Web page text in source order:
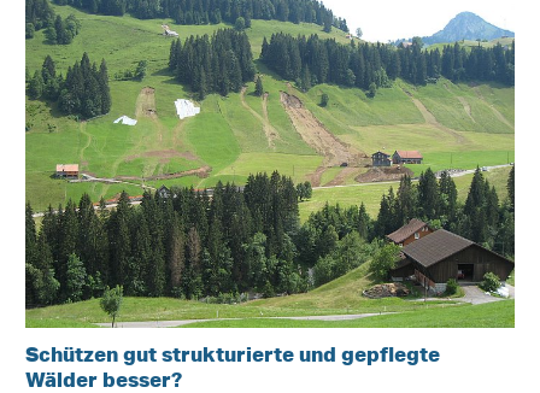
Schützen gut strukturierte und gepflegte
Wälder besser?